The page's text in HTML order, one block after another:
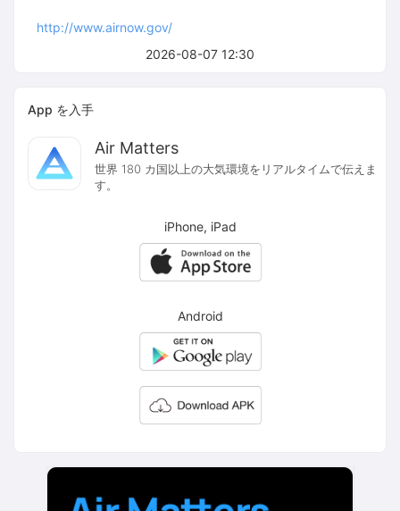
2026-08-07 12:30
http://www.airnow.gov/
App を入手
Air Matters
世界 180 カ国以上の大気環境をリアルタイムで伝えま
す。
iPhone, iPad
Android